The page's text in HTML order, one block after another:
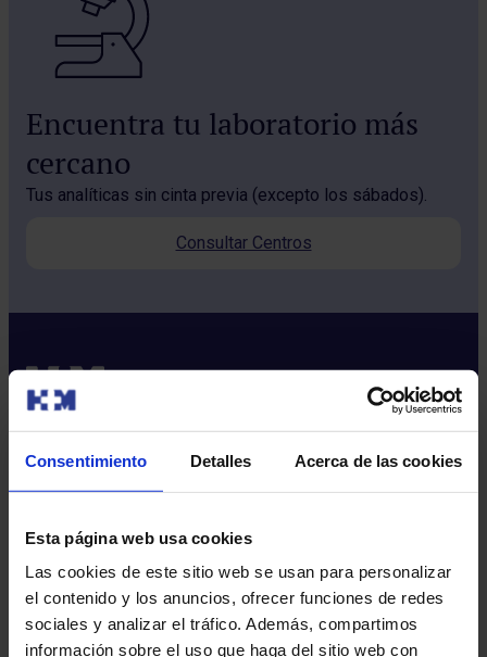
Consentimiento Detalles Acerca de las cookies
Esta página web usa cookies
Las cookies de este sitio web se usan para personalizar
el contenido y los anuncios, ofrecer funciones de redes
sociales y analizar el tráfico. Además, compartimos
información sobre el uso que haga del sitio web con
Encuentra tu laboratorio más
cercano
Tus analíticas sin cinta previa (excepto los sábados).
Consultar Centros
Excelencia y calidad​
Trabaja con nosotros​
Rincón del accionista​